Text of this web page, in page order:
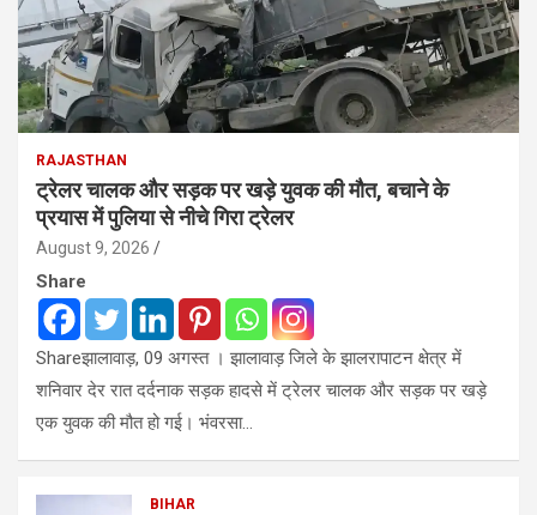
RAJASTHAN
ट्रेलर चालक और सड़क पर खड़े युवक की मौत, बचाने के
प्रयास में पुलिया से नीचे गिरा ट्रेलर
August 9, 2026
Share
Shareझालावाड़, 09 अगस्त । झालावाड़ जिले के झालरापाटन क्षेत्र में
शनिवार देर रात दर्दनाक सड़क हादसे में ट्रेलर चालक और सड़क पर खड़े
एक युवक की मौत हो गई। भंवरसा…
BIHAR